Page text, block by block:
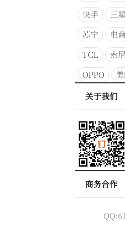
快手
三星
苏宁
电商
TCL
索尼
OPPO
关于我们
商务合作